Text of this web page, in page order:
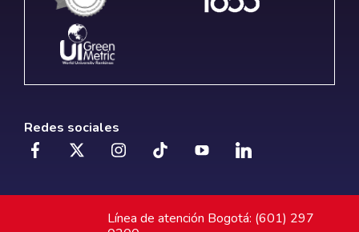
Redes sociales
Línea de atención Bogotá: (601) 297